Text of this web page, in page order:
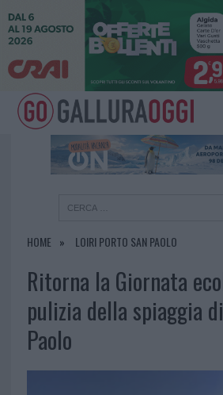
HOME LOIRI PORTO SAN PAOLO
Ritorna la Giornata
pulizia della spiaggia
Paolo
×